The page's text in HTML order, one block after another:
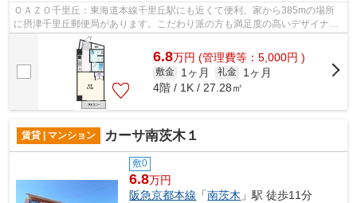
ＯＡＺＯ千里丘：東海道本線千里丘駅にも近くて便利。家から385mの場所
に摂津千里丘郵便局があります。こだわり派の方も満足度の高いデザイナー
ズマンションです。共用部には敷地内ご...
6.8万円 (管理費等：5,000円 )
敷金 1ヶ月 礼金
1ヶ月
4階 / 1K / 27.28㎡
賃貸 | マンション カーサ南茨木１
敷0
6.8万円
阪急京都本線 「南茨木 」駅 徒歩11分